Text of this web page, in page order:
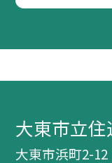
大東市立
大東市浜町2-12